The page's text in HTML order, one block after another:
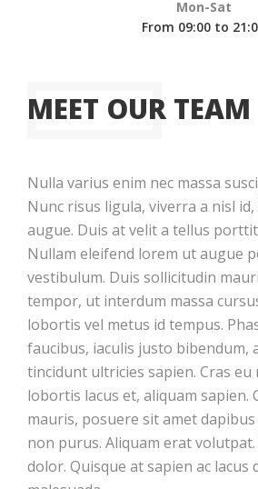
Mon-Sat
From 09:00 to
MEET OUR TEAM
Nulla varius enim nec massa
Nunc risus ligula, viverra a nisl
augue. Duis at velit a tellus
Nullam eleifend lorem ut augue
vestibulum. Duis sollicitudin
tempor, ut interdum massa
lobortis vel metus id tempus.
faucibus, iaculis justo bibendum,
tincidunt ultricies sapien. Cras eu
lobortis lacus et, aliquam sapien.
mauris, posuere sit amet
non purus. Aliquam erat
dolor. Quisque at sapien ac lacus